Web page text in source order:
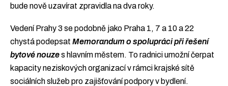
bude nově uzavírat zpravidla na dva roky.
Vedení Prahy 3 se podobně jako Praha 1, 7 a 10 a 22
chystá podepsat Memorandum o spolupráci při řešení
bytové nouzes hlavním městem. To radnici umožní čerpat
kapacity neziskových organizací v rámci krajské sítě
sociálních služeb pro zajišťování podpory v bydlení.